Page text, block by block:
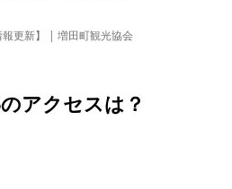
更新】 | 増田町観光協会
アクセスは？